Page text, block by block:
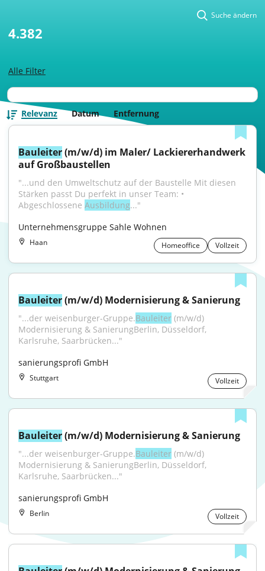
Alle Filter
Suche ändern
4.382
Relevanz Datum Entfernung
Bauleiter (m/w/d) im Maler/ Lackiererhandwerk
auf Großbaustellen
"...und den Umweltschutz auf der Baustelle Mit diesen
Stärken passt Du perfekt in unser Team: •
Abgeschlossene Ausbildung..."
Unternehmensgruppe Sahle Wohnen
Haan Homeoffice Vollzeit
Bauleiter (m/w/d) Modernisierung & Sanierung
"...der weisenburger-Gruppe.Bauleiter (m/w/d)
Modernisierung & SanierungBerlin, Düsseldorf,
Karlsruhe, Saarbrücken..."
sanierungsprofi GmbH
Stuttgart Vollzeit
Bauleiter (m/w/d) Modernisierung & Sanierung
"...der weisenburger-Gruppe.Bauleiter (m/w/d)
Modernisierung & SanierungBerlin, Düsseldorf,
Karlsruhe, Saarbrücken..."
sanierungsprofi GmbH
Berlin Vollzeit